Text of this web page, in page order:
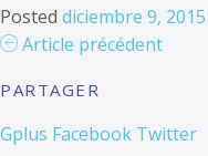
Posted diciembre 9, 2015
Article précédent
PARTAGER
Gplus Facebook Twitter